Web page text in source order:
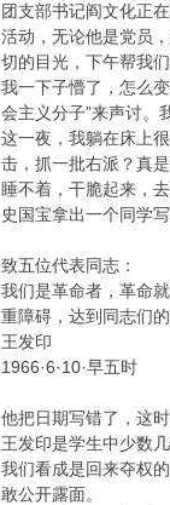
团支部书记阎文化正
活动，无论他是党员
切的目光，下午帮我
我一下子懵了，怎么
会主义分子”来声讨。
这一夜，我躺在床上
击，抓一批右派？真
睡不着，干脆起来，
史国宝拿出一个同学
致五位代表同志：
我们是革命者，革命
重障碍，达到同志们的
王发印
1966·6·10·早五时
他把日期写错了，这
王发印是学生中少数
我们看成是回来夺权
敢公开露面。